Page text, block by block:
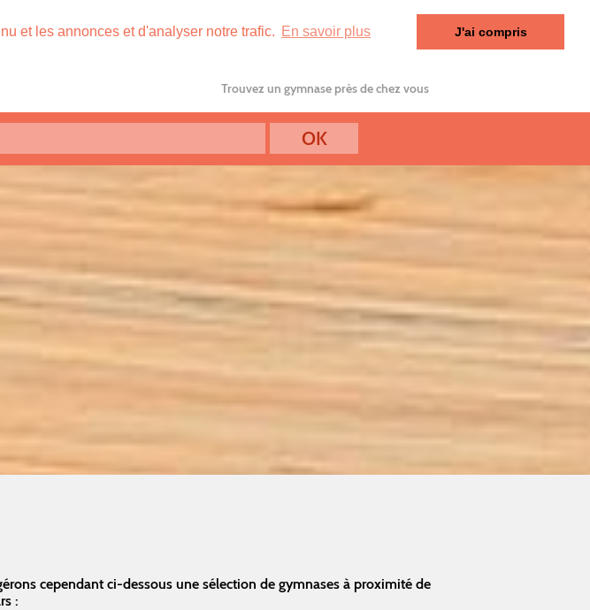
et les annonces et d'analyser notre trafic. En savoir plus J'ai compris
Trouvez un gymnase près de chez vous
cependant ci-dessous une sélection de gymnases à proximité de
: